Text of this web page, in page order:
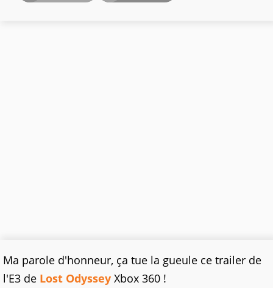
Ma parole d'honneur, ça tue la gueule ce trailer de
l'E3 de Lost Odyssey Xbox 360 !